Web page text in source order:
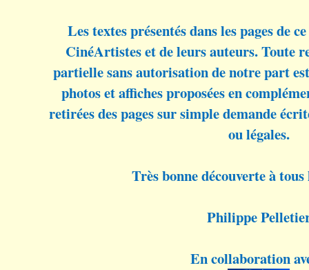
Les textes présentés dans les pages de
CinéArtistes et de leurs auteurs. Toute
partielle sans autorisation de notre part
photos et affiches proposées en
retirées des pages sur simple demande
ou légales.
Très bonne découverte à
Philippe
En collaboration